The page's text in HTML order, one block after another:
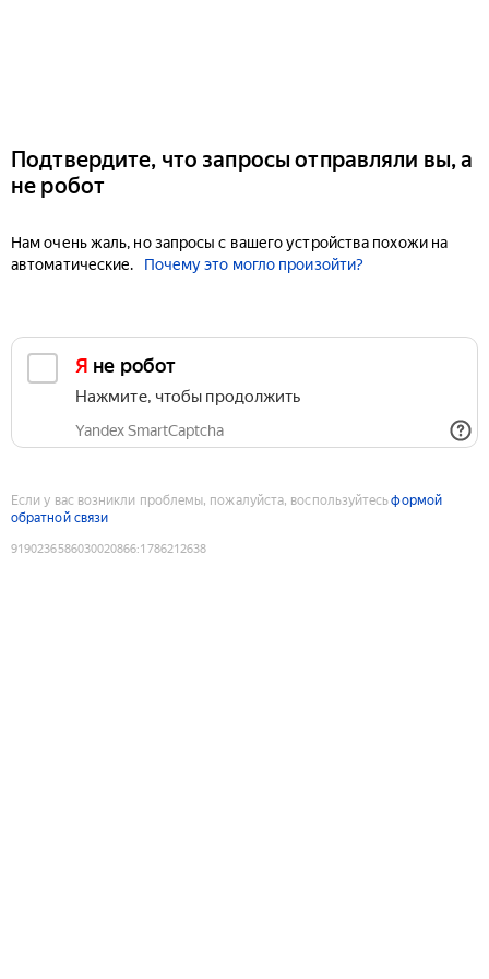
Подтвердите, что запросы отправляли вы, а
не робот
Нам очень жаль, но запросы с вашего устройства похожи на
автоматические.
Почему это могло произойти?
Я не робот
Нажмите, чтобы продолжить
Yandex SmartCaptcha
Если у вас возникли проблемы, пожалуйста, воспользуйтесьформой
обратной связи
9190236586030020866:1786212638